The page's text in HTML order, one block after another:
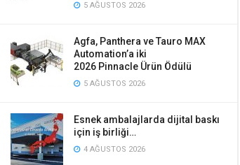
5 AĞUSTOS 2026
Agfa, Panthera ve Tauro MAX
Automation’a iki
2026 Pinnacle Ürün Ödülü
5 AĞUSTOS 2026
Esnek ambalajlarda dijital baskı
için iş birliği…
4 AĞUSTOS 2026